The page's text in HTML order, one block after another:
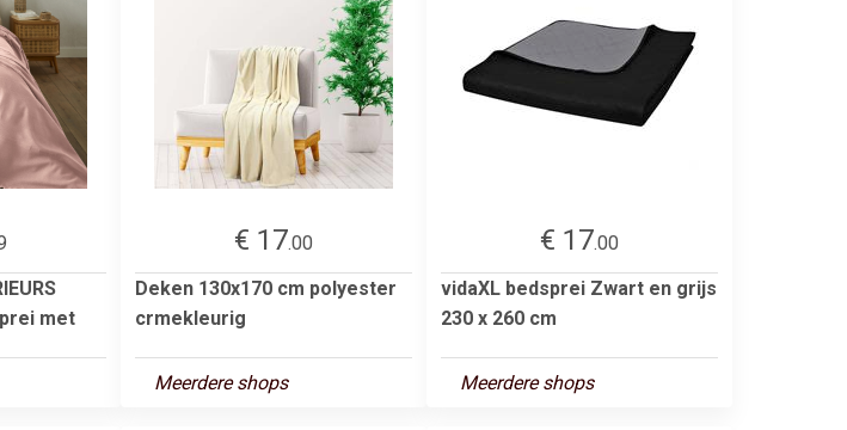
met
€ 17.00
Deken 130x170 cm polyester
crmekleurig
Meerdere shops
€ 17.00
vidaXL bedsprei Zwart en grijs
230 x 260 cm
Meerdere shops